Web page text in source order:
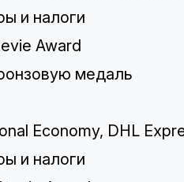
и налоги
Award
медаль
Economy, DHL
и налоги